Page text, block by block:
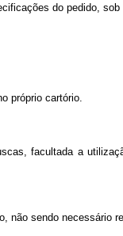
do pedido, sob
próprio cartório.
facultada a
não sendo necessário